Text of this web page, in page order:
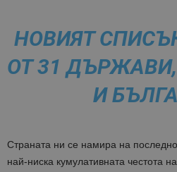
НОВИЯТ
ОТ 31
И
Страната ни се намира на
най-ниска кумулативната честота